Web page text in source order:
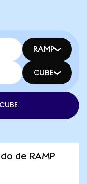
RAMP
CUBE
de RAMP